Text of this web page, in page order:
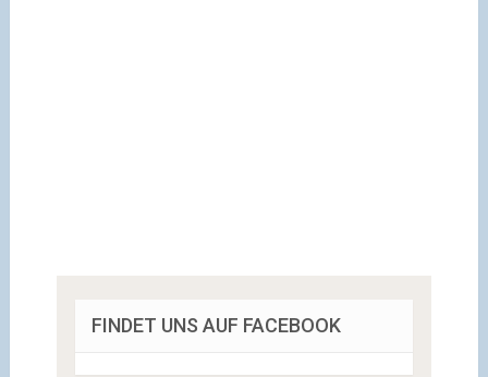
FINDET UNS AUF FACEBOOK